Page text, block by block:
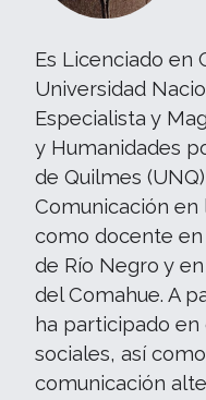
Es Licenciado en
Universidad
Especialista y
y Humanidades
de Quilmes
Comunicación en
como docente
de Río Negro y
del Comahue. A
ha participado
sociales, así
comunicación